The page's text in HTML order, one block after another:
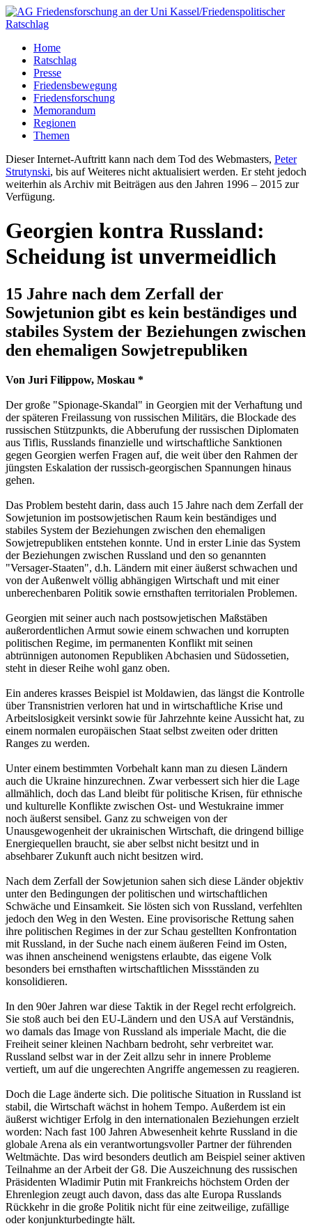
Home
Ratschlag
Presse
Friedensbewegung
Friedensforschung
Memorandum
Regionen
Themen
Dieser Internet-Auftritt kann nach dem Tod des Webmasters, Peter
Strutynski, bis auf Weiteres nicht aktualisiert werden. Er steht jedoch
weiterhin als Archiv mit Beiträgen aus den Jahren 1996 – 2015 zur
Verfügung.
Georgien kontra Russland:
Scheidung ist unvermeidlich
15 Jahre nach dem Zerfall der
Sowjetunion gibt es kein beständiges und
stabiles System der Beziehungen zwischen
den ehemaligen Sowjetrepubliken
Von Juri Filippow, Moskau *
Der große "Spionage-Skandal" in Georgien mit der Verhaftung und
der späteren Freilassung von russischen Militärs, die Blockade des
russischen Stützpunkts, die Abberufung der russischen Diplomaten
aus Tiflis, Russlands finanzielle und wirtschaftliche Sanktionen
gegen Georgien werfen Fragen auf, die weit über den Rahmen der
jüngsten Eskalation der russisch-georgischen Spannungen hinaus
gehen.
Das Problem besteht darin, dass auch 15 Jahre nach dem Zerfall der
Sowjetunion im postsowjetischen Raum kein beständiges und
stabiles System der Beziehungen zwischen den ehemaligen
Sowjetrepubliken entstehen konnte. Und in erster Linie das System
der Beziehungen zwischen Russland und den so genannten
"Versager-Staaten", d.h. Ländern mit einer äußerst schwachen und
von der Außenwelt völlig abhängigen Wirtschaft und mit einer
unberechenbaren Politik sowie ernsthaften territorialen Problemen.
Georgien mit seiner auch nach postsowjetischen Maßstäben
außerordentlichen Armut sowie einem schwachen und korrupten
politischen Regime, im permanenten Konflikt mit seinen
abtrünnigen autonomen Republiken Abchasien und Südossetien,
steht in dieser Reihe wohl ganz oben.
Ein anderes krasses Beispiel ist Moldawien, das längst die Kontrolle
über Transnistrien verloren hat und in wirtschaftliche Krise und
Arbeitslosigkeit versinkt sowie für Jahrzehnte keine Aussicht hat, zu
einem normalen europäischen Staat selbst zweiten oder dritten
Ranges zu werden.
Unter einem bestimmten Vorbehalt kann man zu diesen Ländern
auch die Ukraine hinzurechnen. Zwar verbessert sich hier die Lage
allmählich, doch das Land bleibt für politische Krisen, für ethnische
und kulturelle Konflikte zwischen Ost- und Westukraine immer
noch äußerst sensibel. Ganz zu schweigen von der
Unausgewogenheit der ukrainischen Wirtschaft, die dringend billige
Energiequellen braucht, sie aber selbst nicht besitzt und in
absehbarer Zukunft auch nicht besitzen wird.
Nach dem Zerfall der Sowjetunion sahen sich diese Länder objektiv
unter den Bedingungen der politischen und wirtschaftlichen
Schwäche und Einsamkeit. Sie lösten sich von Russland, verfehlten
jedoch den Weg in den Westen. Eine provisorische Rettung sahen
ihre politischen Regimes in der zur Schau gestellten Konfrontation
mit Russland, in der Suche nach einem äußeren Feind im Osten,
was ihnen anscheinend wenigstens erlaubte, das eigene Volk
besonders bei ernsthaften wirtschaftlichen Missständen zu
konsolidieren.
In den 90er Jahren war diese Taktik in der Regel recht erfolgreich.
Sie stoß auch bei den EU-Ländern und den USA auf Verständnis,
wo damals das Image von Russland als imperiale Macht, die die
Freiheit seiner kleinen Nachbarn bedroht, sehr verbreitet war.
Russland selbst war in der Zeit allzu sehr in innere Probleme
vertieft, um auf die ungerechten Angriffe angemessen zu reagieren.
Doch die Lage änderte sich. Die politische Situation in Russland ist
stabil, die Wirtschaft wächst in hohem Tempo. Außerdem ist ein
äußerst wichtiger Erfolg in den internationalen Beziehungen erzielt
worden: Nach fast 100 Jahren Abwesenheit kehrte Russland in die
globale Arena als ein verantwortungsvoller Partner der führenden
Weltmächte. Das wird besonders deutlich am Beispiel seiner aktiven
Teilnahme an der Arbeit der G8. Die Auszeichnung des russischen
Präsidenten Wladimir Putin mit Frankreichs höchstem Orden der
Ehrenlegion zeugt auch davon, dass das alte Europa Russlands
Rückkehr in die große Politik nicht für eine zeitweilige, zufällige
oder konjunkturbedingte hält.